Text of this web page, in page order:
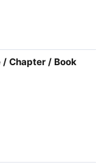
Chapter / Book